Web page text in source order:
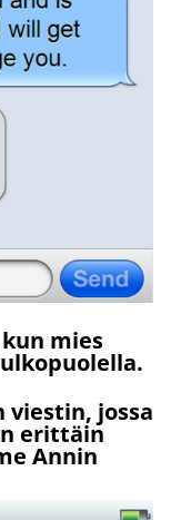
mies
viestin, jossa
erittäin
Annin